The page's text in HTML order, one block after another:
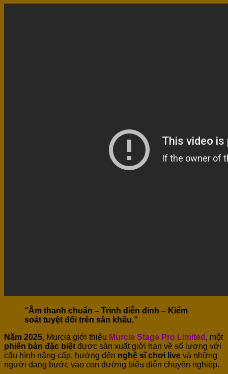
“Âm thanh chuẩn – Trình diễn đỉnh – Kiểm
soát tuyệt đối trên sân khấu.”
Năm 2025, Murcia giới thiệu Murcia Stage Pro Limited , một
phiên bản đặc biệt được sản xuất giới hạn về số lượng với
cấu hình nâng cấp, hướng đến nghệ sĩ chơi live và những
người đang bước vào con đường biểu diễn chuyên nghiệp.